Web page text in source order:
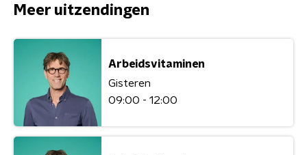
Meer uitzendingen
Arbeidsvitaminen
Gisteren
09:00 - 12:00